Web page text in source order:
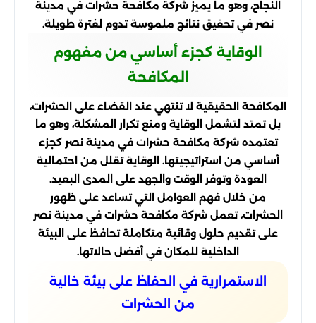
النجاح، وهو ما يميز شركة مكافحة حشرات في مدينة
نصر في تحقيق نتائج ملموسة تدوم لفترة طويلة.
الوقاية كجزء أساسي من مفهوم
المكافحة
المكافحة الحقيقية لا تنتهي عند القضاء على الحشرات،
بل تمتد لتشمل الوقاية ومنع تكرار المشكلة، وهو ما
تعتمده شركة مكافحة حشرات في مدينة نصر كجزء
أساسي من استراتيجيتها. الوقاية تقلل من احتمالية
العودة وتوفر الوقت والجهد على المدى البعيد.
من خلال فهم العوامل التي تساعد على ظهور
الحشرات، تعمل شركة مكافحة حشرات في مدينة نصر
على تقديم حلول وقائية متكاملة تحافظ على البيئة
الداخلية للمكان في أفضل حالاتها.
الاستمرارية في الحفاظ على بيئة خالية
من الحشرات